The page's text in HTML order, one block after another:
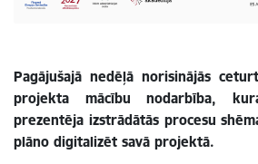
Pagājušajā nedēļā norisinājās
projekta mācību nodarbība,
prezentēja izstrādātās procesu
plāno digitalizēt savā projektā.